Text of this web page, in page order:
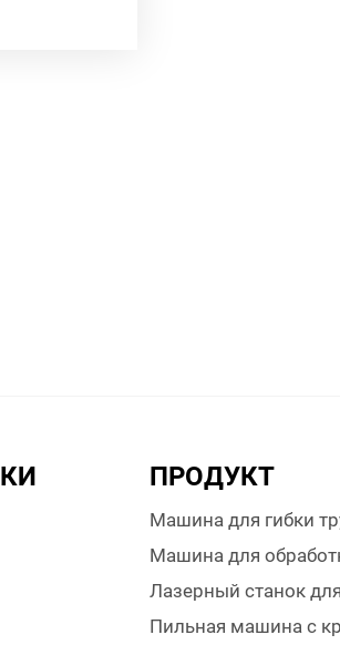
ПРОДУКТ
Машина для гибки
Машина для
Лазерный станок
Пильная машина с